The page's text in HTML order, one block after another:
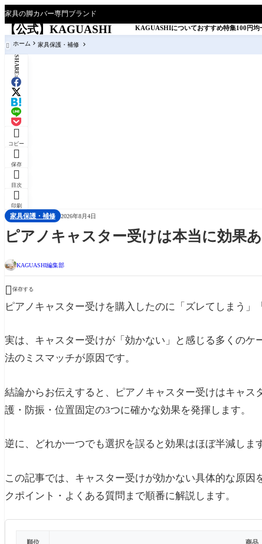
家具の脚カバー専門ブランド
【公式】KAGUASHI KAGUASHIについておすすめ特集100円均
 ホーム 家具保護・補修
SHARE:

コピー

保存

目次

印刷
家具保護・補修 2026年8月4日
ピアノキャスター受けは本当に効果
KAGUASHI編集部
 保存する
ピアノキャスター受けを購入したのに「ズレてしまう」
実は、キャスター受けが「効かない」と感じる多くの
法のミスマッチが原因です。
結論からお伝えすると、ピアノキャスター受けはキャ
護・防振・位置固定の3つに確かな効果を発揮します。
逆に、どれか一つでも選択を誤ると効果はほぼ半減しま
この記事では、キャスター受けが効かない具体的な原
クポイント・よくある質問まで順番に解説します。
順位 商品